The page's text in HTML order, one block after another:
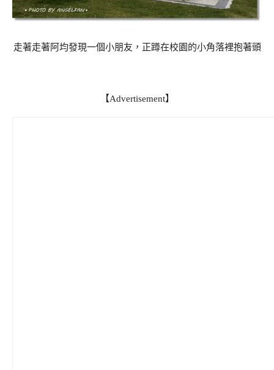
走著走著阿均發現一個小朋友，正蹲在校園的小角落裡抱著頭
【Advertisement】